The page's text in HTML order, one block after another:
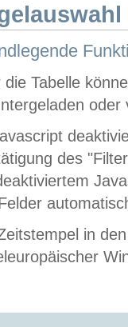
die Tabelle
oder
des
in